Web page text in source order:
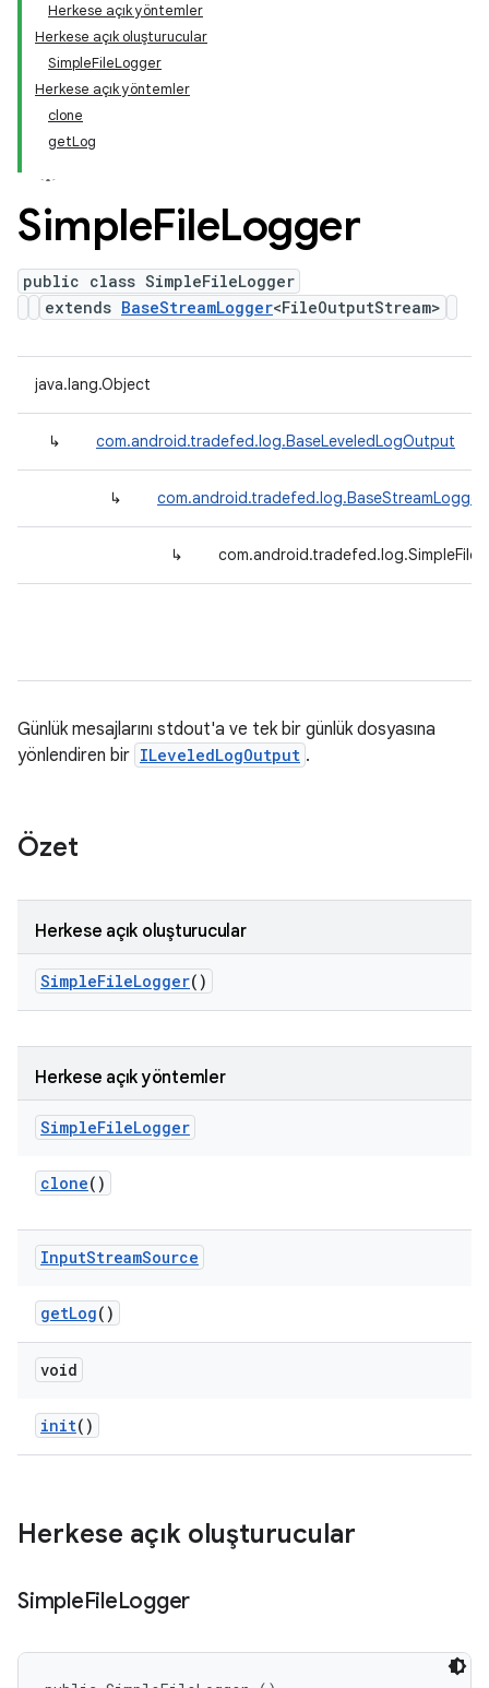
Herkese açık yöntemler
Herkese açık oluşturucular
SimpleFileLogger
Herkese açık yöntemler
clone
getLog
SimpleFileLogger
public class SimpleFileLogger
extends BaseStreamLogger<FileOutputStream>
java.lang.Object
↳ com.android.tradefed.log.BaseLeveledLogOutput
↳ com.android.tradefed.log.BaseStreamLogger
↳
Günlük mesajlarını stdout'a ve tek bir günlük dosyasına
yönlendiren bir ILeveledLogOutput .
Özet
Herkese açık oluşturucular
SimpleFileLogger()
Herkese açık yöntemler
SimpleFileLogger
clone()
InputStreamSource
getLog()
void
init()
Herkese açık oluşturucular
SimpleFileLogger